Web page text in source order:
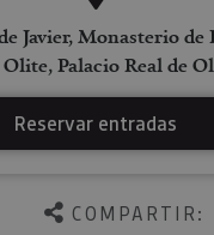
COMPARTIR:
Javier, Monasterio de
Olite, Palacio Real de
Reservar entradas